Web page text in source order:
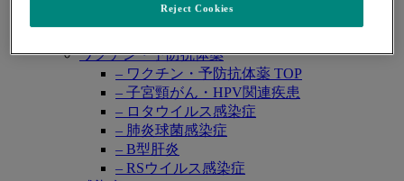
– PAH（肺動脈性肺高血圧症）
ワクチン・予防抗体薬
– ワクチン・予防抗体薬 TOP
– 子宮頸がん・HPV関連疾患
– ロタウイルス感染症
– 肺炎球菌感染症
– B型肝炎
– RSウイルス感染症
Reject Cookies